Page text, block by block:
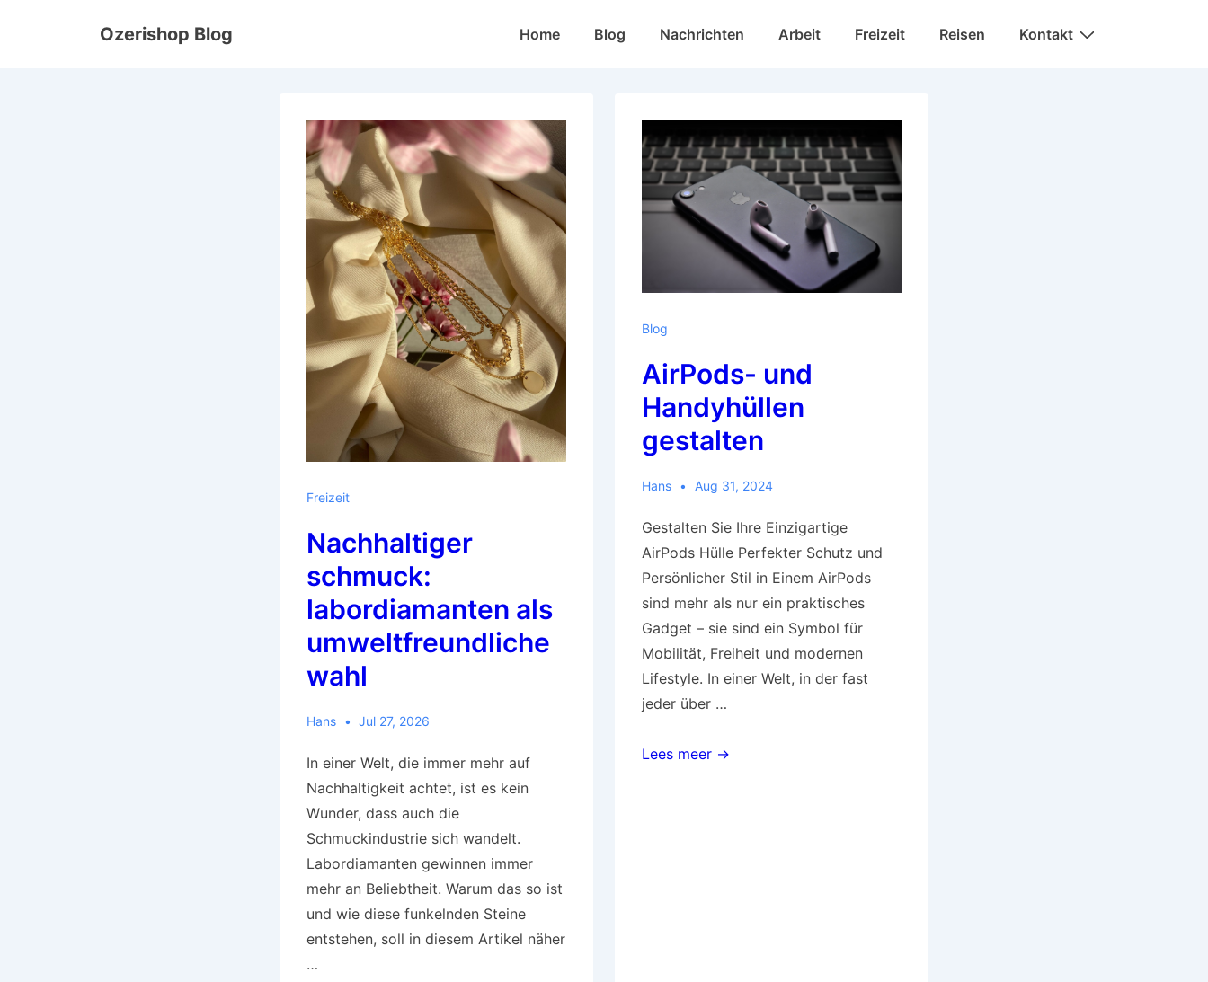
Ozerishop Blog
HoofdHome Blog Nachrichten Arbeit Freizeit Reisen Kontakt
Freizeit
Nachhaltiger
schmuck:
labordiamanten als
umweltfreundliche
wahl
Hans Jul 27, 2026
In einer Welt, die immer mehr auf
Nachhaltigkeit achtet, ist es kein
Wunder, dass auch die
Schmuckindustrie sich wandelt.
Labordiamanten gewinnen immer
mehr an Beliebtheit. Warum das so ist
und wie diese funkelnden Steine
entstehen, soll in diesem Artikel näher
…
Blog
AirPods- und
Handyhüllen
gestalten
Hans Aug 31, 2024
Gestalten Sie Ihre Einzigartige
AirPods Hülle Perfekter Schutz und
Persönlicher Stil in Einem AirPods
sind mehr als nur ein praktisches
Gadget – sie sind ein Symbol für
Mobilität, Freiheit und modernen
Lifestyle. In einer Welt, in der fast
jeder über …
AirPods-
Lees meer →